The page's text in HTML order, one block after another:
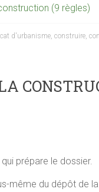
(9 règles)
d'urbanisme, construire,
prépare le dossier.
même du dépôt de la